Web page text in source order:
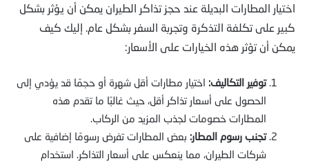
اختيار المطارات البديلة عند حجز تذاكر الطيران يمكن أن يؤثر بشكل
كبير على تكلفة التذكرة وتجربة السفر بشكل عام. إليك كيف
يمكن أن تؤثر هذه الخيارات على الأسعار:
توفير التكاليف: اختيار مطارات أقل شهرة أو حجمًا قد يؤدي إلى
الحصول على أسعار تذاكر أقل، حيث غالبًا ما تقدم هذه
المطارات خصومات لجذب المزيد من الركاب.
تجنب رسوم المطار: بعض المطارات تفرض رسومًا إضافية على
شركات الطيران، مما ينعكس على أسعار التذاكر. استخدام